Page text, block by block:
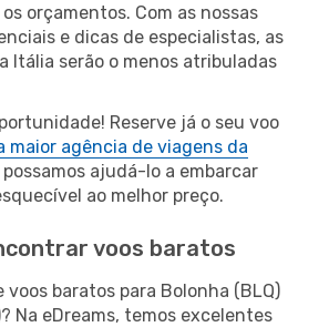
orçamentos. Com as nossas
e dicas de especialistas, as
Itália serão o menos atribuladas
Reserve já o seu voo
maior agência de viagens da
possamos ajudá-lo a embarcar
ao melhor preço.
voos baratos
voos baratos para Bolonha (BLQ)
Na eDreams, temos excelentes